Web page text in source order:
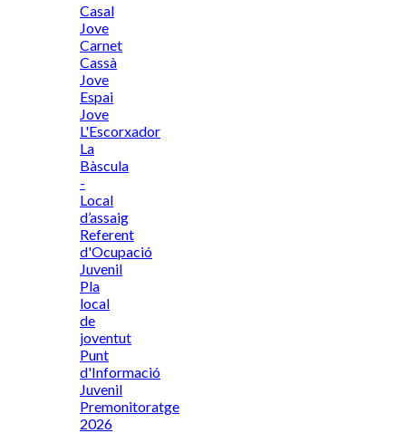
Casal
Jove
Carnet
Cassà
Jove
Espai
Jove
L'Escorxador
La
Bàscula
-
Local
d’assaig
Referent
d'Ocupació
Juvenil
Pla
local
de
joventut
Punt
d'Informació
Juvenil
Premonitoratge
2026